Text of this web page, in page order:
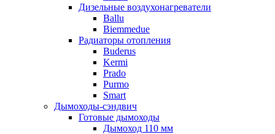
Дизельные воздухонагреватели
Ballu
Biemmedue
Радиаторы отопления
Buderus
Kermi
Prado
Purmo
Smart
Дымоходы-сэндвич
Готовые дымоходы
Дымоход 110 мм